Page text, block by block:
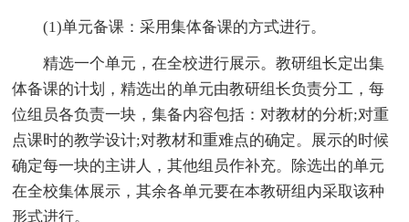
(1)单元备课：采用集体备课的方式进行。
精选一个单元，在全校进行展示。教研组长定出集
体备课的计划，精选出的单元由教研组长负责分工，每
位组员各负责一块，集备内容包括：对教材的分析;对重
点课时的教学设计;对教材和重难点的确定。展示的时候
确定每一块的主讲人，其他组员作补充。除选出的单元
在全校集体展示，其余各单元要在本教研组内采取该种
形式进行。